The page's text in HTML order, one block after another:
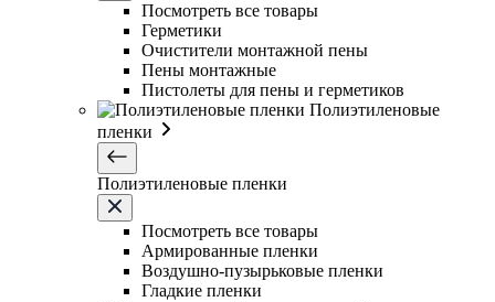
Посмотреть все товары
Герметики
Очистители монтажной пены
Пены монтажные
Пистолеты для пены и герметиков
Полиэтиленовые
пленки
Полиэтиленовые пленки
Посмотреть все товары
Армированные пленки
Воздушно-пузырьковые пленки
Гладкие пленки